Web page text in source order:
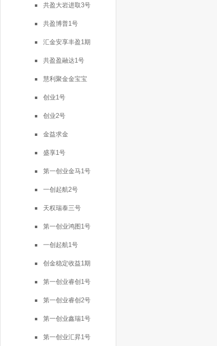
共盈大岩进取3号
共盈博普1号
汇金安享丰盈1期
共盈盈融达1号
慧利聚金金宝宝
创业1号
创业2号
金益求金
盛享1号
第一创业金马1号
一创起航2号
天权瑞泰三号
第一创业鸿图1号
一创起航1号
创金稳定收益1期
第一创业睿创1号
第一创业睿创2号
第一创业鑫瑞1号
第一创业汇昇1号